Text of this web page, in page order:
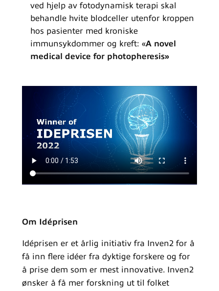
ved hjelp av fotodynamisk terapi skal
behandle hvite blodceller utenfor kroppen
hos pasienter med kroniske
immunsykdommer og kreft: «A novel
medical device for photopheresis»
Om Idéprisen
Idéprisen er et årlig initiativ fra Inven2 for å
få inn flere idéer fra dyktige forskere og for
å prise dem som er mest innovative. Inven2
ønsker å få mer forskning ut til folket